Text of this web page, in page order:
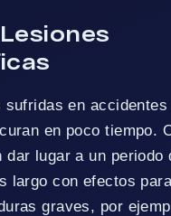
sufridas en accidentes
en poco tiempo.
dar lugar a un periodo
largo con efectos
graves, por